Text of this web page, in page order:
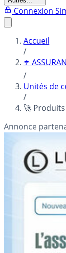
Connexion
Accueil
/
☂️
/
Unités de
/
🚀
Annonce